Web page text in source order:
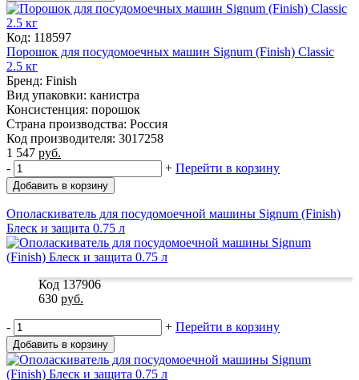
Код: 118597
Порошок для посудомоечных машин Signum (Finish) Classic
2.5 кг
Бренд: Finish
Вид упаковки: канистра
Консистенция: порошок
Страна производства: Россия
Код производителя: 3017258
1 547 руб.
-
+ Перейти в корзину
Добавить в корзину
Ополаскиватель для посудомоечной машины Signum (Finish)
Блеск и защита 0.75 л
Код 137906
630 руб.
- + Перейти в корзину
Добавить в корзину